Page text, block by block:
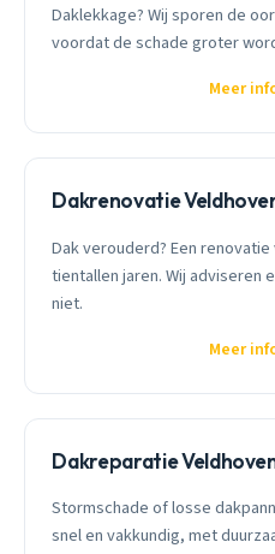
Daklekkage? Wij sporen de
voordat de schade groter
Meer
Dakrenovatie
Dak verouderd? Een
tientallen jaren. Wij adviseren
niet.
Meer
Dakreparatie
Stormschade of losse
snel en vakkundig, met